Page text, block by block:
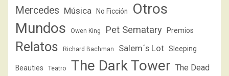
Mercedes Música No Ficción
Otros
Mundos
Owen King Pet Sematary Premios
Relatos Richard Bachman Salem´s Lot Sleeping
Beauties Teatro The Dark Tower The Dead